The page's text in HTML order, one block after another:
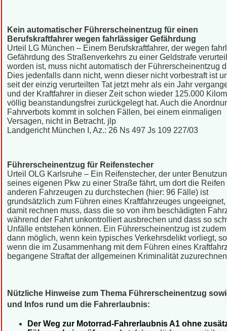
Kein automatischer Führerscheinentzug für einen
Berufskraftfahrer wegen fahrlässiger Gefährdung
Urteil LG München – Einem Berufskraftfahrer, der wegen
Gefährdung des Straßenverkehrs zu einer Geldstrafe
worden ist, muss nicht automatisch der Führerscheinentzug
Dies jedenfalls dann nicht, wenn dieser nicht vorbestraft ist
seit der einzig verurteilten Tat jetzt mehr als ein Jahr
und der Kraftfahrer in dieser Zeit schon wieder 125.000
völlig beanstandungsfrei zurückgelegt hat. Auch die
Fahrverbots kommt in solchen Fällen, bei einem einmaligen
Versagen, nicht in Betracht. jlp
Landgericht München I, Az.: 26 Ns 497 Js 109 227/03
Führerscheinentzug für Reifenstecher
Urteil OLG Karlsruhe – Ein Reifenstecher, der unter
seines eigenen Pkw zu einer Straße fährt, um dort die Reifen
anderen Fahrzeugen zu durchstechen (hier: 96 Fälle) ist
grundsätzlich zum Führen eines Kraftfahrzeuges
damit rechnen muss, dass die so von ihm beschädigten
während der Fahrt unkontrolliert ausbrechen und dass so
Unfälle entstehen können. Ein Führerscheinentzug ist
dann möglich, wenn kein typisches Verkehrsdelikt vorliegt,
wenn die im Zusammenhang mit dem Führen eines
begangene Straftat der allgemeinen Kriminalität
Nützliche Hinweise zum Thema Führerscheinentzug
und Infos rund um die Fahrerlaubnis:
Der Weg zur Motorrad-Fahrerlaubnis A1 ohne